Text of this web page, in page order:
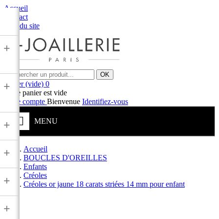
Accueil
Contact
Plan du site
OK
Panier (vide) 0
Votre panier est vide
Votre compte Bienvenue Identifiez-vous
MENU
+
+
+
+
+
+
Accueil
BOUCLES D'OREILLES
Enfants
Créoles
Créoles or jaune 18 carats striées 14 mm pour enfant